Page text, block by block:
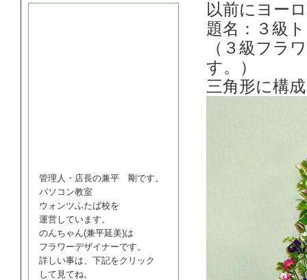
以前にヨー
題名：３級
（３級フラ
す。）
三角形に構
管理人・店長の兼平 剛です。
パソコン教室
ウォンツふたば校を
運営しています。
のんちゃん(兼平延美)は
フラワーデザイナーです。
詳しい事は、下記をクリック
して見てね。